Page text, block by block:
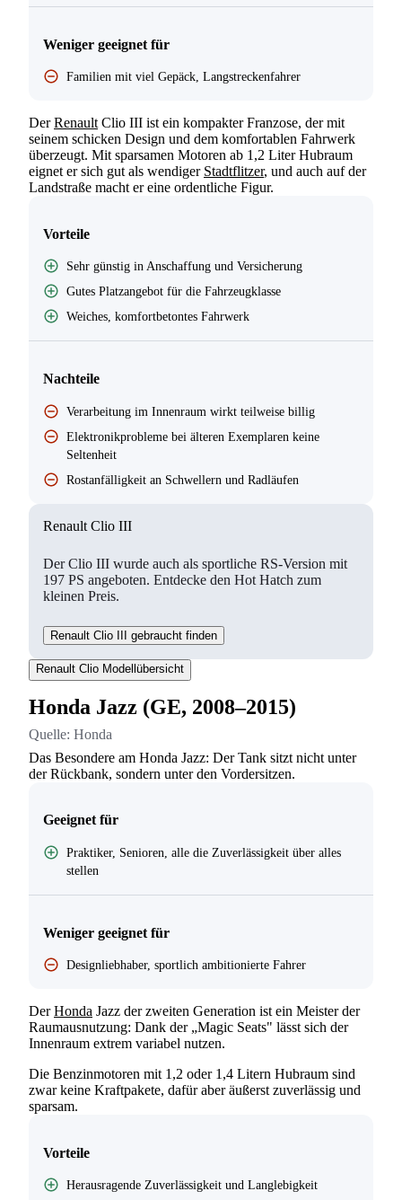
Weniger geeignet für
Familien mit viel Gepäck, Langstreckenfahrer
DerRenault Clio III ist ein kompakter Franzose, der mit
seinem schicken Design und dem komfortablen Fahrwerk
überzeugt. Mit sparsamen Motoren ab 1,2 Liter Hubraum
eignet er sich gut als wendiger Stadtflitzer, und auch auf der
Landstraße macht er eine ordentliche Figur.
Vorteile
Sehr günstig in Anschaffung und Versicherung
Gutes Platzangebot für die Fahrzeugklasse
Weiches, komfortbetontes Fahrwerk
Nachteile
Verarbeitung im Innenraum wirkt teilweise billig
Elektronikprobleme bei älteren Exemplaren keine
Seltenheit
Rostanfälligkeit an Schwellern und Radläufen
Renault Clio III
Der Clio III wurde auch als sportliche RS-Version mit
197 PS angeboten. Entdecke den Hot Hatch zum
kleinen Preis.
Renault Clio III gebraucht finden
Renault Clio Modellübersicht
Honda Jazz (GE, 2008–2015)
Quelle: Honda
Das Besondere am Honda Jazz: Der Tank sitzt nicht unter
der Rückbank, sondern unter den Vordersitzen.
Geeignet für
Praktiker, Senioren, alle die Zuverlässigkeit über alles
stellen
Weniger geeignet für
Designliebhaber, sportlich ambitionierte Fahrer
DerHonda Jazz der zweiten Generation ist ein Meister der
Raumausnutzung: Dank der „Magic Seats" lässt sich der
Innenraum extrem variabel nutzen.
Die Benzinmotoren mit 1,2 oder 1,4 Litern Hubraum sind
zwar keine Kraftpakete, dafür aber äußerst zuverlässig und
sparsam.
Vorteile
Herausragende Zuverlässigkeit und Langlebigkeit